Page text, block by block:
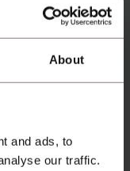
About
and ads, to
our traffic.